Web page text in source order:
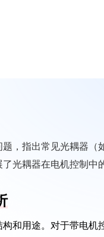
，指出常见光耦器（
光耦器在电机控制中
和用途。对于带电机